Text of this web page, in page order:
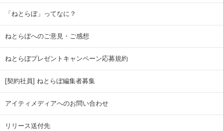
「ねとらぼ」ってなに？
ねとらぼへのご意見・ご感想
ねとらぼプレゼントキャンペーン応募規約
[契約社員] ねとらぼ編集者募集
アイティメディアへのお問い合わせ
リリース送付先